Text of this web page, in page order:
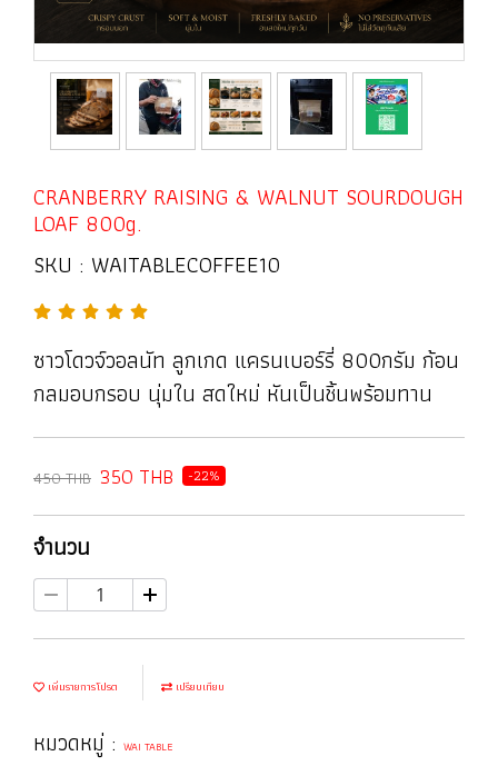
CRANBERRY RAISING & WALNUT SOURDOUGH
LOAF 800g.
SKU : WAITABLECOFFEE10
ซาวโดวจ์วอลนัท ลูกเกด แครนเบอร์รี่ 800กรัม ก้อน
กลมอบกรอบ นุ่มใน สดใหม่ หันเป็นชิ้นพร้อมทาน
450 THB 350 THB -22%
จำนวน
เพิ่มรายการโปรด เปรียบเทียบ
หมวดหมู่ : WAI TABLE